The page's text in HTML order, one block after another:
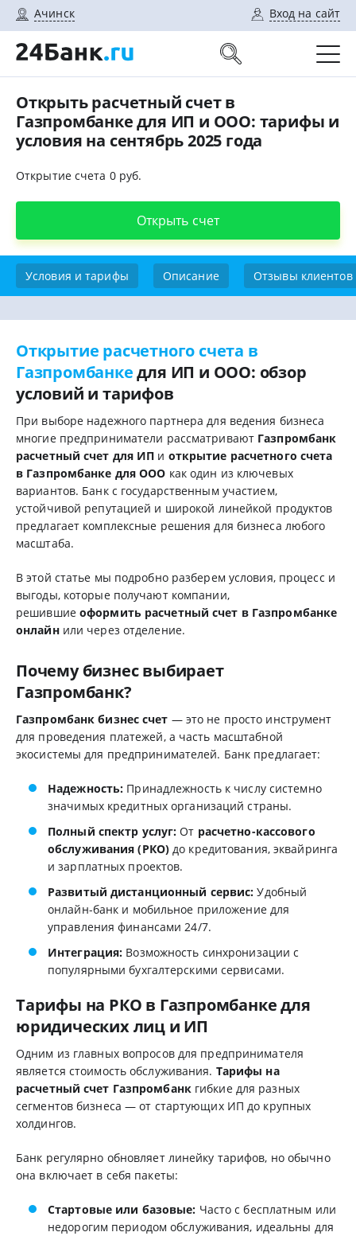
Ачинск Вход на сайт
Открыть расчетный счет в
Газпромбанке для ИП и ООО: тарифы и
условия на сентябрь 2025 года
Открытие счета 0 руб.
Открыть счет
Условия и тарифы Описание Отзывы клиентов
Открытие расчетного счета в
Газпромбанкедля ИП и ООО: обзор
условий и тарифов
При выборе надежного партнера для ведения бизнеса
многие предприниматели рассматривают Газпромбанк
расчетный счет для ИП и открытие расчетного счета
в Газпромбанке для ООО как один из ключевых
вариантов. Банк с государственным участием,
устойчивой репутацией и широкой линейкой продуктов
предлагает комплексные решения для бизнеса любого
масштаба.
В этой статье мы подробно разберем условия, процесс и
выгоды, которые получают компании,
решившиеоформить расчетный счет в Газпромбанке
онлайнили через отделение.
Почему бизнес выбирает
Газпромбанк?
Газпромбанк бизнес счет — это не просто инструмент
для проведения платежей, а часть масштабной
экосистемы для предпринимателей. Банк предлагает:
Надежность: Принадлежность к числу системно
значимых кредитных организаций страны.
Полный спектр услуг: От расчетно-кассового
обслуживания (РКО) до кредитования, эквайринга
и зарплатных проектов.
Развитый дистанционный сервис: Удобный
онлайн-банк и мобильное приложение для
управления финансами 24/7.
Интеграция: Возможность синхронизации с
популярными бухгалтерскими сервисами.
Тарифы на РКО в Газпромбанке для
юридических лиц и ИП
Одним из главных вопросов для предпринимателя
является стоимость обслуживания. Тарифы на
расчетный счет Газпромбанкгибкие для разных
сегментов бизнеса — от стартующих ИП до крупных
холдингов.
Банк регулярно обновляет линейку тарифов, но обычно
она включает в себя пакеты:
Стартовые или базовые: Часто с бесплатным или
недорогим периодом обслуживания, идеальны для